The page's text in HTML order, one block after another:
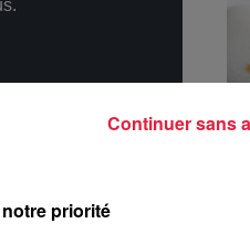
priorité
Continuer sans